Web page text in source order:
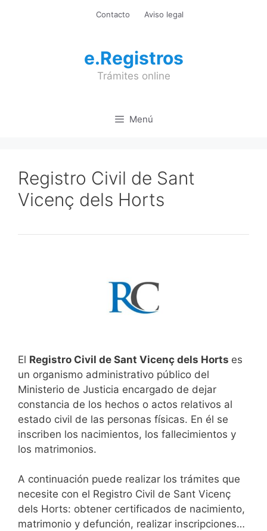
Contacto Aviso legal
e.Registros
Trámites online
Menú
Registro Civil de Sant
Vicenç dels Horts
El Registro Civil de Sant Vicenç dels Horts es
un organismo administrativo público del
Ministerio de Justicia encargado de dejar
constancia de los hechos o actos relativos al
estado civil de las personas físicas. En él se
inscriben los nacimientos, los fallecimientos y
los matrimonios.
A continuación puede realizar los trámites que
necesite con el Registro Civil de Sant Vicenç
dels Horts: obtener certificados de nacimiento,
matrimonio y defunción, realizar inscripciones…